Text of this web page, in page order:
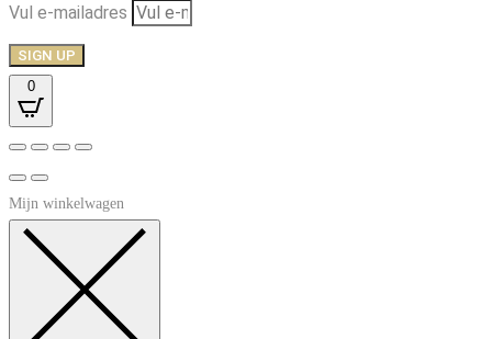
Vul e-mailadres
SIGN UP
0
Mijn winkelwagen